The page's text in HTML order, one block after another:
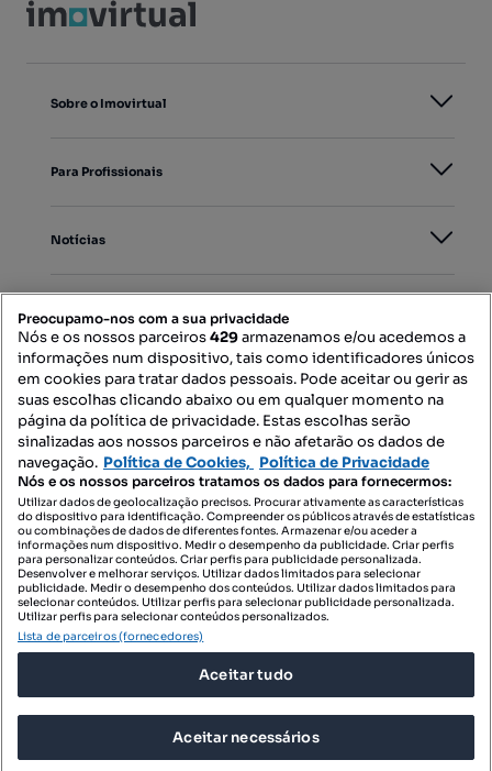
Sobre o Imovirtual
Para Profissionais
Notícias
Mapa do Site
Contacte-nos
SIGA-NOS:
DESCARREGAR NA:
© 2026 Imovirtual.com, OLX Portugal, S.A.
Preocupamo-nos com a sua privacidade
Nós e os nossos parceiros429armazenamos e/ou acedemos a
informações num dispositivo, tais como identificadores únicos
em cookies para tratar dados pessoais. Pode aceitar ou gerir as
suas escolhas clicando abaixo ou em qualquer momento na
página da política de privacidade. Estas escolhas serão
sinalizadas aos nossos parceiros e não afetarão os dados de
navegação. Política de Cookies, Política de Privacidade
Nós e os nossos parceiros tratamos os dados para fornecermos:
Utilizar dados de geolocalização precisos. Procurar ativamente as características
do dispositivo para identificação. Compreender os públicos através de estatísticas
ou combinações de dados de diferentes fontes. Armazenar e/ou aceder a
informações num dispositivo. Medir o desempenho da publicidade. Criar perfis
para personalizar conteúdos. Criar perfis para publicidade personalizada.
Desenvolver e melhorar serviços. Utilizar dados limitados para selecionar
publicidade. Medir o desempenho dos conteúdos. Utilizar dados limitados para
selecionar conteúdos. Utilizar perfis para selecionar publicidade personalizada.
Utilizar perfis para selecionar conteúdos personalizados.
Lista de parceiros (fornecedores)
Aceitar tudo
Aceitar necessários